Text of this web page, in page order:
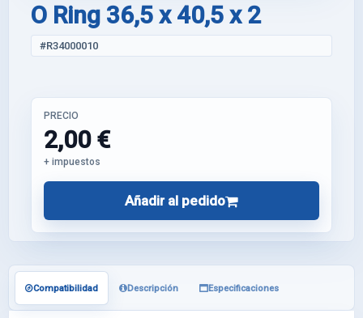
O Ring 36,5 x 40,5 x 2
#R34000010
PRECIO
2,00 €
+ impuestos
Añadir al pedido
Compatibilidad Descripción Especificaciones